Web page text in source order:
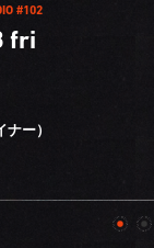
#102
fri
ー）